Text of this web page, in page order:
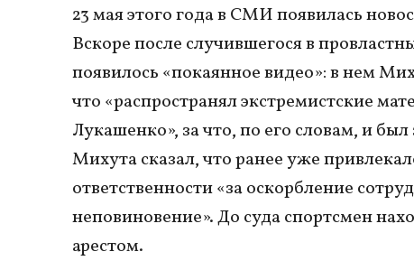
23 мая этого года в СМИ появилась
Вскоре после случившегося в
появилось «покаянное видео»: в нем
что «распространял экстремистские
Лукашенко», за что, по его словам, и
Михута сказал, что ранее уже
ответственности «за оскорбление
неповиновение».До суда спортсмен
арестом.